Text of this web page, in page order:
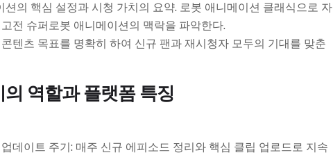
션의 핵심 설정과 시청 가치의 요약. 로봇 애니메이션 클래식으로 자
전 슈퍼로봇 애니메이션의 맥락을 파악한다.
텐츠 목표를 명확히 하여 신규 팬과 재시청자 모두의 기대를 맞춘
역할과 플랫폼 특징
데이트 주기: 매주 신규 에피소드 정리와 핵심 클립 업로드로 지속